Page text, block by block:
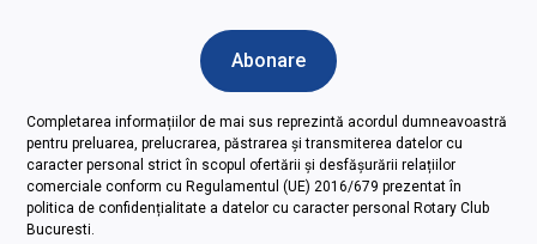
Completarea informațiilor de mai sus reprezintă acordul dumneavoastră
pentru preluarea, prelucrarea, păstrarea și transmiterea datelor cu
caracter personal strict în scopul ofertării și desfășurării relațiilor
comerciale conform cu Regulamentul (UE) 2016/679 prezentat în
politica de confidențialitate a datelor cu caracter personal Rotary Club
Bucuresti.